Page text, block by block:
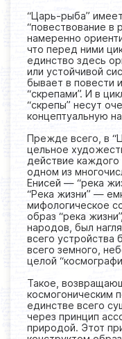
“Царь-рыба”
“повествование в
намеренно
что перед ними
единство здесь
или устойчивой
бывает в повести
“скрепами”. И в
“скрепы” несут
концептуальную
Прежде всего, в
цельное
действие каждого
одном из
Енисей — “река
“Река жизни” —
мифологическое
образ “река
народов, был
всего устройства
всего земного,
целой
Такое,
космогоническим
единстве всего
через принцип
природой. Этот